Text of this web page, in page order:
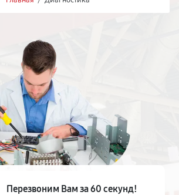
Перезвоним Вам за 60 секунд!